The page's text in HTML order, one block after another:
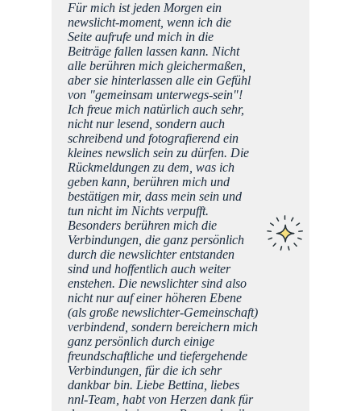
Für mich ist jeden Morgen ein
newslicht-moment, wenn ich die
Seite aufrufe und mich in die
Beiträge fallen lassen kann. Nicht
alle berühren mich gleichermaßen,
aber sie hinterlassen alle ein Gefühl
von "gemeinsam unterwegs-sein"!
Ich freue mich natürlich auch sehr,
nicht nur lesend, sondern auch
schreibend und fotografierend ein
kleines newslich sein zu dürfen. Die
Rückmeldungen zu dem, was ich
geben kann, berühren mich und
bestätigen mir, dass mein sein und
tun nicht im Nichts verpufft.
Besonders berühren mich die
Verbindungen, die ganz persönlich
durch die newslichter entstanden
sind und hoffentlich auch weiter
enstehen. Die newslichter sind also
nicht nur auf einer höheren Ebene
(als große newslichter-Gemeinschaft)
verbindend, sondern bereichern mich
ganz persönlich durch einige
freundschaftliche und tiefergehende
Verbindungen, für die ich sehr
dankbar bin. Liebe Bettina, liebes
nnl-Team, habt von Herzen dank für